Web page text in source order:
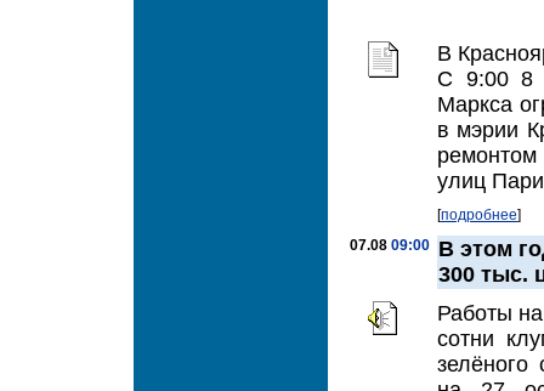
В
С 9:00 8
Маркса
в мэрии
улиц
[подробнее]
07.08 09:00 В этом
300 тыс.
Работы
сотни
зелёного